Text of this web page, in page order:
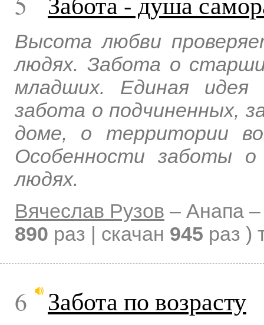
Высота любви
людях. Забота о
младших. Единая
забота о подчиненных,
доме, о территории
Особенности заботы
людях.
Вячеслав Рузов – Анапа
890 раз | скачан 945 раз )
6 Забота по возрасту